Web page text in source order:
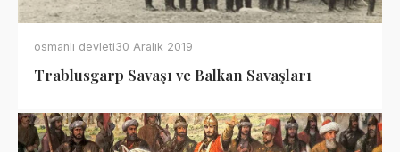
osmanlı devleti30 Aralık 2019
Trablusgarp Savaşı ve Balkan Savaşları